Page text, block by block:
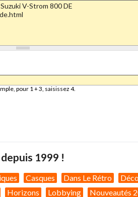
pour 1 + 3, saisissez 4.
1999 !
Casques Dans Le Rétro
Horizons Lobbying Nouveautés